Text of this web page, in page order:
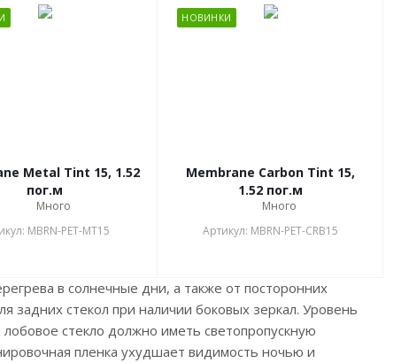
Metal Tint 15, 1.52
пог.м
Много
MBRN-PET-MT15
НОВИНКИ
Membrane Carbon Tint 15,
1.52 пог.м
Много
Артикул: MBRN-PET-CRB15
в солнечные дни, а также от посторонних
задних стекол при наличии боковых зеркал. Уровень
стекло должно иметь светопропускную
пленка ухудшает видимость ночью и